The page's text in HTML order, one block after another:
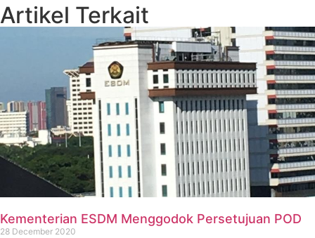
Artikel Terkait
Kementerian ESDM Menggodok Persetujuan POD
28 December 2020